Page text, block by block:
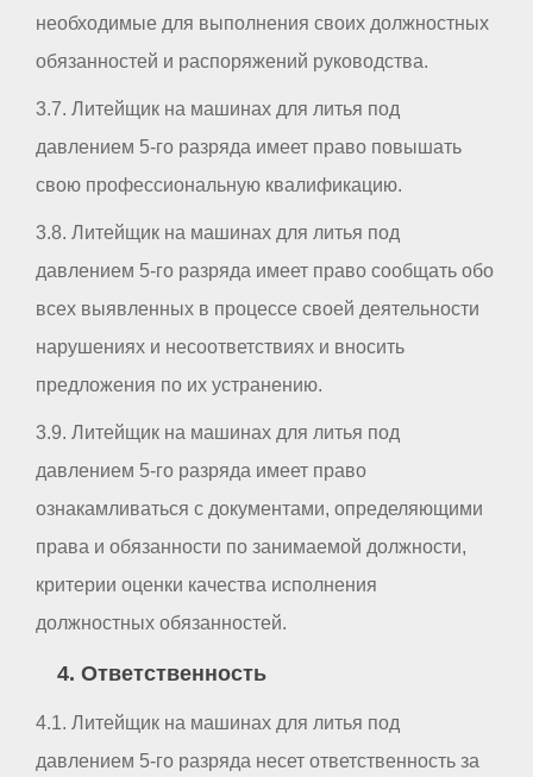
необходимые для выполнения своих должностных
обязанностей и распоряжений руководства.
3.7. Литейщик на машинах для литья под
давлением 5-го разряда имеет право повышать
свою профессиональную квалификацию.
3.8. Литейщик на машинах для литья под
давлением 5-го разряда имеет право сообщать обо
всех выявленных в процессе своей деятельности
нарушениях и несоответствиях и вносить
предложения по их устранению.
3.9. Литейщик на машинах для литья под
давлением 5-го разряда имеет право
ознакамливаться с документами, определяющими
права и обязанности по занимаемой должности,
критерии оценки качества исполнения
должностных обязанностей.
4. Ответственность
4.1. Литейщик на машинах для литья под
давлением 5-го разряда несет ответственность за